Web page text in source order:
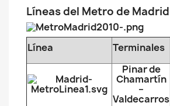
Líneas del Metro de Madrid
Línea Terminales
Pinar de
Chamartín
–
Valdecarros